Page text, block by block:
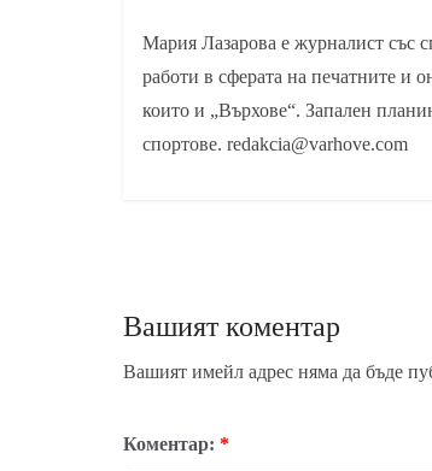
Мария Лазарова е журналист със
работи в сферата на печатните и
които и „Върхове“. Запален
спортове. redakcia@varhove.com
Вашият коментар
Вашият имейл адрес няма да бъде
Коментар: *